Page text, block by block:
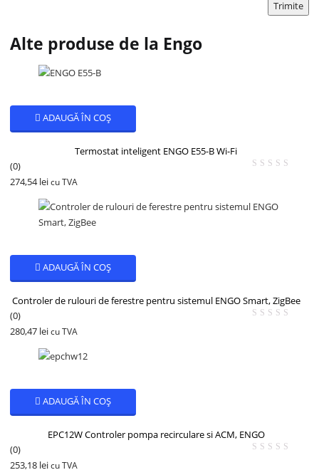
Alte produse de la Engo
ADAUGĂ ÎN COȘ
Termostat inteligent ENGO E55-B Wi-Fi
(0)
274,54lei cu TVA
ADAUGĂ ÎN COȘ
Controler de rulouri de ferestre pentru sistemul ENGO Smart, ZigBee
(0)
280,47 lei cu TVA
ADAUGĂ ÎN COȘ
EPC12W Controler pompa recirculare si ACM, ENGO
(0)
253,18 lei cu TVA